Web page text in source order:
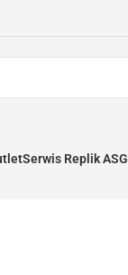
Serwis Replik ASG